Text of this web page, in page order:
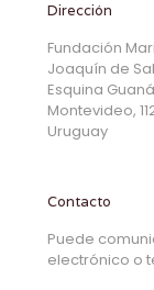
Dirección
Fundación
Joaquín de
Esquina Guaná
Montevideo,
Uruguay
Contacto
Puede
electrónico o